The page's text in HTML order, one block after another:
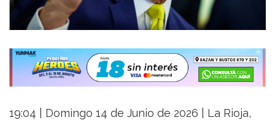
19:04 | Domingo 14 de Junio de 2026 | La Rioja,